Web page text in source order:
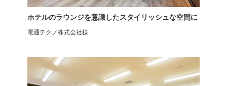
ホテルのラウンジを意識したスタイリッシュな空間に
電通テクノ株式会社様